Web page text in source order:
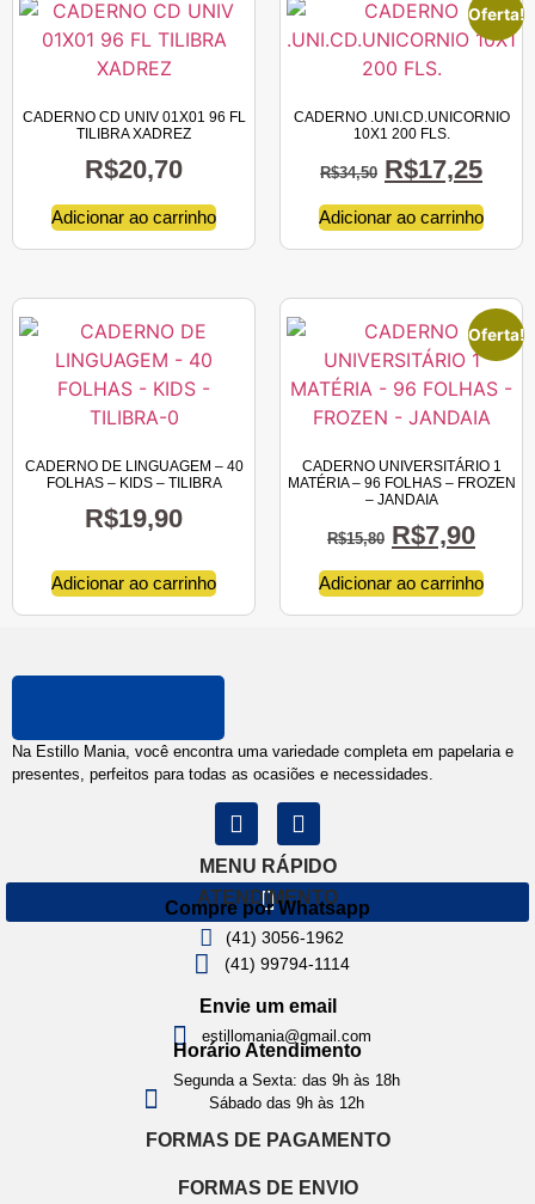
CADERNO CD UNIV 01X01 96 FL
TILIBRA XADREZ
R$20,70
Adicionar ao carrinho
Oferta!
CADERNO .UNI.CD.UNICORNIO
10X1 200 FLS.
R$34,50 R$17,25
Adicionar ao carrinho
CADERNO DE LINGUAGEM – 40
FOLHAS – KIDS – TILIBRA
R$19,90
Adicionar ao carrinho
Oferta!
CADERNO UNIVERSITÁRIO 1
MATÉRIA – 96 FOLHAS – FROZEN
– JANDAIA
R$15,80 R$7,90
Adicionar ao carrinho
Na Estillo Mania, você encontra uma variedade completa em papelaria e
presentes, perfeitos para todas as ocasiões e necessidades.
MENU RÁPIDO
ATENDIMENTO
Compre por Whatsapp
(41) 3056-1962
(41) 99794-1114
Envie um email
estillomania@gmail.com
Horário Atendimento
Segunda a Sexta: das 9h às 18h
Sábado das 9h às 12h
FORMAS DE PAGAMENTO
FORMAS DE ENVIO